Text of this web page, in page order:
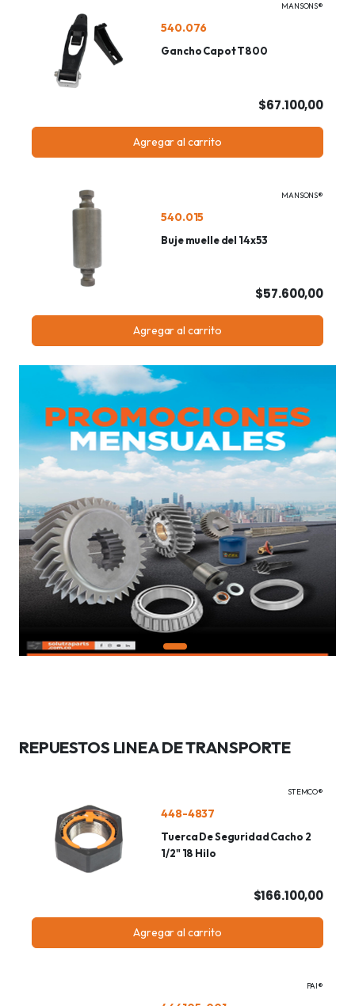
MANSONS®
540.076
Gancho Capot T800
$67.100,00
Agregar al carrito
MANSONS®
540.015
Buje muelle del 14x53
$57.600,00
Agregar al carrito
REPUESTOS LINEA DE TRANSPORTE
STEMCO®
448-4837
Tuerca De Seguridad Cacho 2
1/2" 18 Hilo
$166.100,00
Agregar al carrito
PAI®